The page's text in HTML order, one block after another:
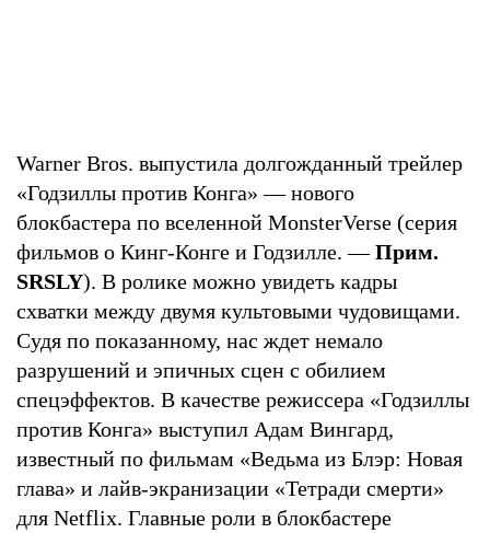
Warner Bros. выпустила долгожданный трейлер
«Годзиллы против Конга» — нового
блокбастера по вселенной MonsterVerse (серия
фильмов о Кинг-Конге и Годзилле. —Прим.
SRSLY). В ролике можно увидеть кадры
схватки между двумя культовыми чудовищами.
Судя по показанному, нас ждет немало
разрушений и эпичных сцен с обилием
спецэффектов. В качестве режиссера «Годзиллы
против Конга» выступил Адам Вингард,
известный по фильмам «Ведьма из Блэр: Новая
глава» и лайв-экранизации «Тетради смерти»
для Netflix. Главные роли в блокбастере